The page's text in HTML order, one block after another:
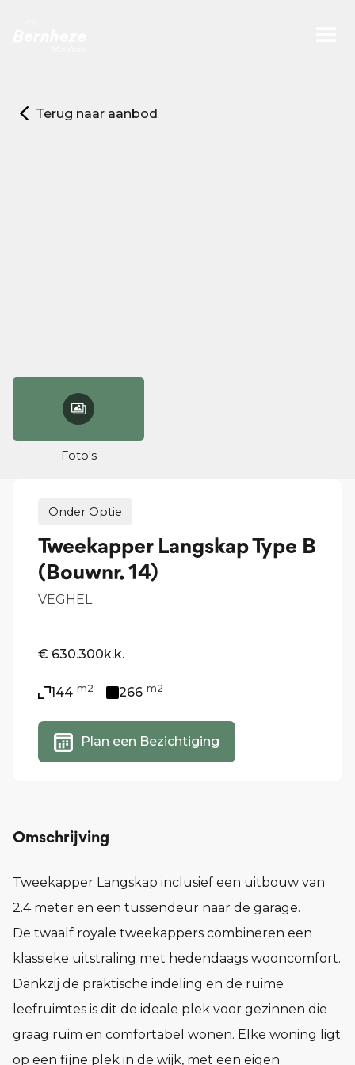
Terug naar aanbod
Foto's
Onder Optie
Tweekapper Langskap Type B
(Bouwnr. 14)
VEGHEL
€ 630.300k.k.
144 m2 266 m2
Plan een Bezichtiging
Omschrijving
Tweekapper Langskap inclusief een uitbouw van
2.4 meter en een tussendeur naar de garage.
De twaalf royale tweekappers combineren een
klassieke uitstraling met hedendaags wooncomfort.
Dankzij de praktische indeling en de ruime
leefruimtes is dit de ideale plek voor gezinnen die
graag ruim en comfortabel wonen. Elke woning ligt
op een fijne plek in de wijk, met een eigen